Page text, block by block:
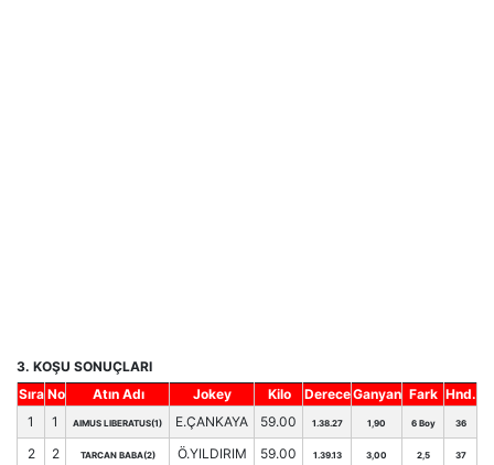
3. KOŞU SONUÇLARI
Sıra No Atın Adı Jokey Kilo DereceGanyan Fark Hnd.
1
1 AIMUS LIBERATUS(1) E.ÇANKAYA 59.00 1.38.27 1,90 6 Boy 36
2 2 TARCAN BABA(2) Ö.YILDIRIM 59.00 1.39.13 3,00
2,5
37